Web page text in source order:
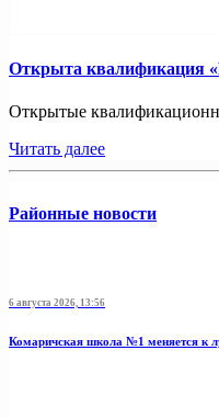
Открыта квалификация
Открытые
Читать далее
Районные новости
6 августа 2026, 13:56
Комаричская школа №1 меняется к